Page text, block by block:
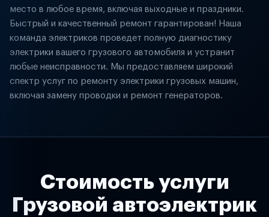
место в любое время, включая выходные и праздники.
Быстрый и качественный ремонт гарантирован! Наша
команда электриков проведет полную диагностику
электрики вашего грузового автомобиля и устранит
любые неисправности. Мы предоставляем широкий
спектр услуг по ремонту электрики грузовых машин,
включая замену проводки и ремонт генераторов.
Стоимость услуги
Грузовой автоэлектрик